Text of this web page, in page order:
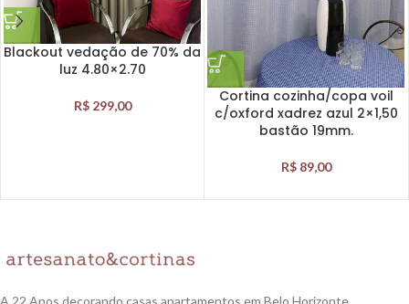
Blackout vedação de 70% da
luz 4.80×2.70
R$299,00
Cortina cozinha/copa voil
c/oxford xadrez azul 2×1,50
bastão 19mm.
R$89,00
A 22 Anos decorando casas apartamentos em Belo Horizonte